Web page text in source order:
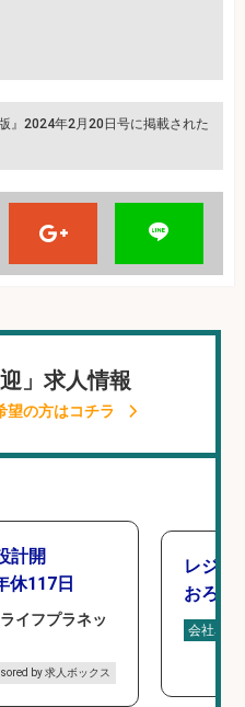
』2024年2月20日号に掲載された
」求人情報
望の方はコチラ
計開
休117日
イフプラネッ
by 求人ボックス
レジ打
おろし
会社名